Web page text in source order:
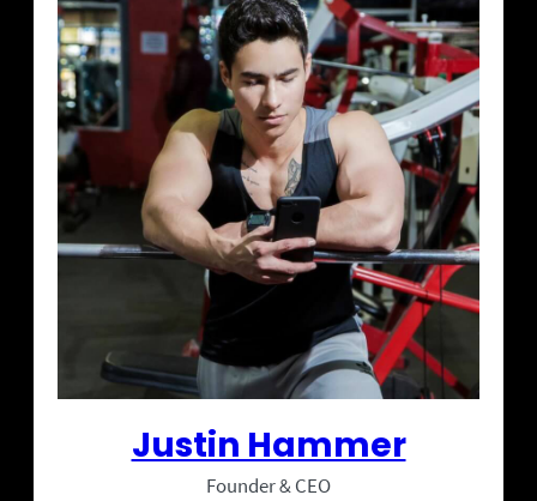
Justin Hammer
Founder & CEO